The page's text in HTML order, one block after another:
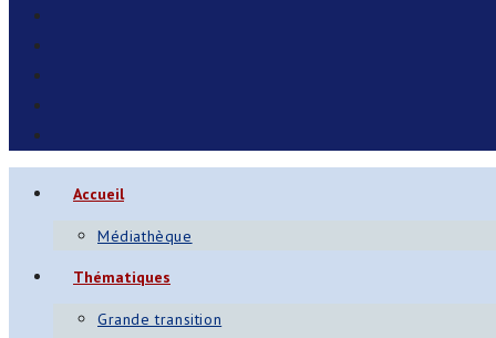
Accueil
Médiathèque
Thématiques
Grande transition